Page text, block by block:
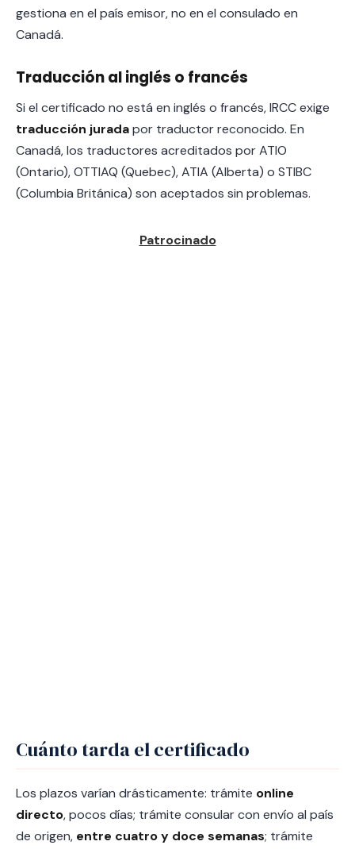
gestiona en el país emisor, no en el consulado en
Canadá.
Traducción al inglés o francés
Si el certificado no está en inglés o francés, IRCC exige
traducción juradapor traductor reconocido. En
Canadá, los traductores acreditados por ATIO
(Ontario), OTTIAQ (Quebec), ATIA (Alberta) o STIBC
(Columbia Británica) son aceptados sin problemas.
Cuánto tarda el certificado
Los plazos varían drásticamente: trámite online
directo, pocos días; trámite consular con envío al país
de origen, entre cuatro y doce semanas; trámite